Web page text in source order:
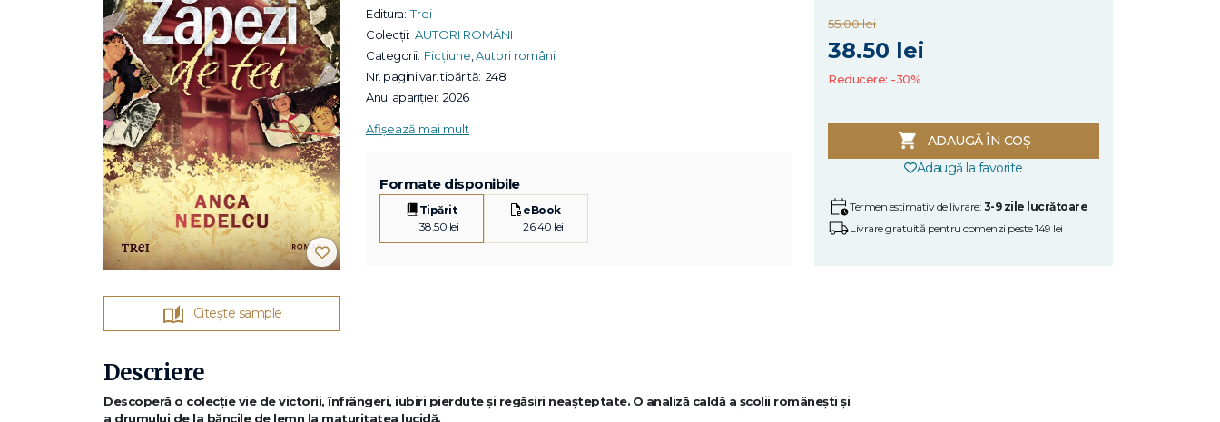
Citește sample
Editura: Trei
Colecții: AUTORI ROMÂNI
Categorii: Ficțiune Autori români
Nr. pagini var. tipărită: 248
Anul apariției: 2026
Afișează mai mult
Formate disponibile
Tipărit
38.50 lei
eBook
26.40 lei
55.00 lei
38.50 lei
Reducere: -30%
ADAUGĂ ÎN COȘ
Adaugă la favorite
Termen estimativ de livrare: 3-9 zile lucrătoare
Livrare gratuită pentru comenzi peste 149 lei
Descriere
Descoperă o colecție vie de victorii, înfrângeri, iubiri pierdute și regăsiri neașteptate. O analiză caldă a școlii românești și
a drumului de la băncile de lemn la maturitatea lucidă.